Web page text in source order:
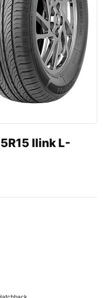
Ilink L-